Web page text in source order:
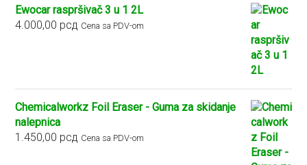
Ewocar raspršivač 3 u 1 2L
4.000,00 рсд Cena sa PDV-om
Chemicalworkz Foil Eraser - Guma za skidanje
nalepnica
1.450,00 рсд Cena sa PDV-om